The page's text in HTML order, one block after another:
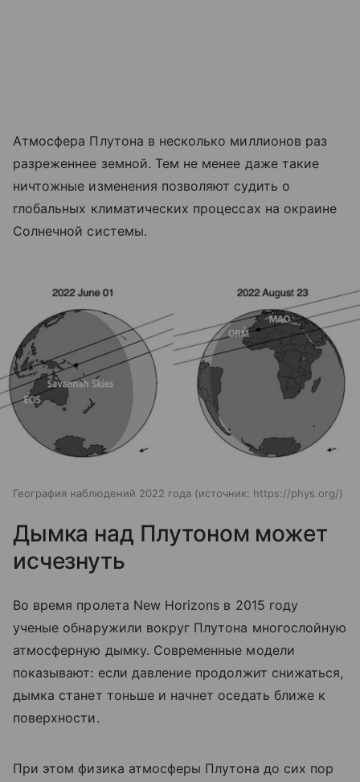
Атмосфера Плутона в несколько миллионов раз
разреженнее земной. Тем не менее даже такие
ничтожные изменения позволяют судить о
глобальных климатических процессах на окраине
Солнечной системы.
География наблюдений 2022 года источник: https://phys.org/
Дымка над Плутоном может
исчезнуть
Во время пролета New Horizons в 2015 году
ученые обнаружили вокруг Плутона многослойную
атмосферную дымку. Современные модели
показывают: если давление продолжит снижаться,
дымка станет тоньше и начнет оседать ближе к
поверхности.
При этом физика атмосферы Плутона до сих пор